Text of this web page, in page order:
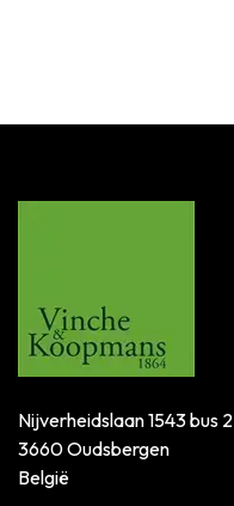
Nijverheidslaan 1543 bus 2
3660 Oudsbergen
België